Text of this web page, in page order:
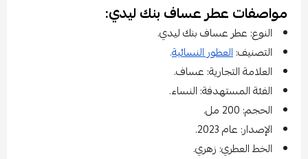
مواصفات عطر عساف بنك ليدي:
النوع: عطر عساف بنك ليدي.
التصنيف:العطور النسائية.
العلامة التجارية: عساف.
الفئة المستهدفة: النساء.
الحجم: 200 مل.
الإصدار: عام 2023.
الخط العطري: زهري.